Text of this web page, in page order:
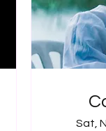
Sat,